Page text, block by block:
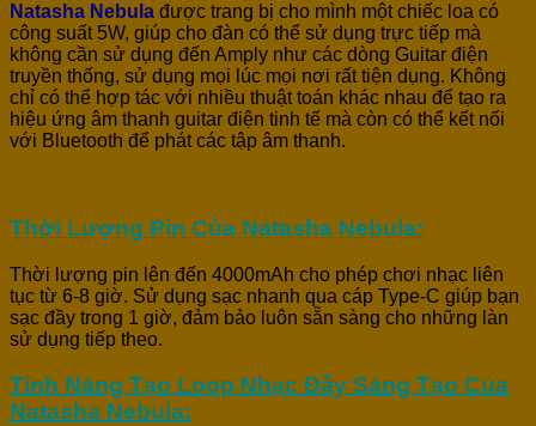
Natasha Nebula được trang bị cho mình một chiếc loa có
công suất 5W, giúp cho đàn có thể sử dụng trực tiếp mà
không cần sử dụng đến Amply như các dòng Guitar điện
truyền thống, sử dụng mọi lúc mọi nơi rất tiện dụng. Không
chỉ có thể hợp tác với nhiều thuật toán khác nhau để tạo ra
hiệu ứng âm thanh guitar điện tinh tế mà còn có thể kết nối
với Bluetooth để phát các tập âm thanh.
Thời Lượng Pin Của Natasha Nebula:
Thời lượng pin lên đến 4000mAh cho phép chơi nhạc liên
tục từ 6-8 giờ. Sử dụng sạc nhanh qua cáp Type-C giúp bạn
sạc đầy trong 1 giờ, đảm bảo luôn sẵn sàng cho những làn
sử dụng tiếp theo.
Tính Năng Tạo Loop Nhạc Đầy Sáng Tạo Của
Natasha Nebula: